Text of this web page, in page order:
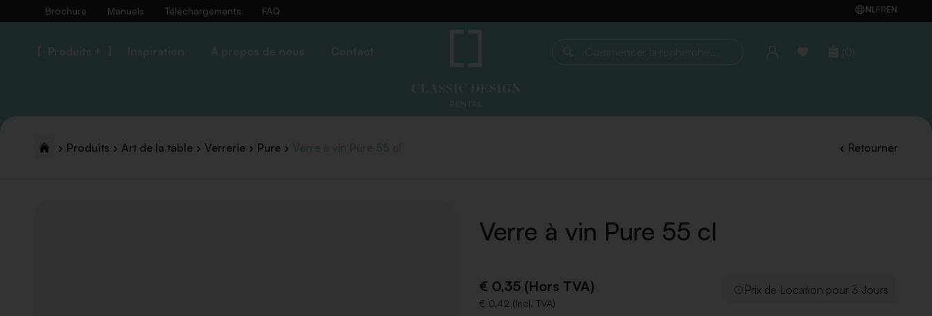
Brochure Manuels Téléchargements FAQ NLFREN
Produits + Inspiration À propos de nous Contact
Commencer la recherche... (0)
Produits Art de la table Verrerie Pure Verre à vin Pure 55 cl Retourner
Verre à vin Pure 55 cl
€ 0,35 (Hors TVA)
€ 0,42 (Incl. TVA)
Prix de Location pour 3 Jours